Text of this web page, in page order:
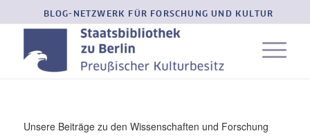
BLOG-NETZWERK FÜR FORSCHUNG UND KULTUR
Unsere Beiträge zu den Wissenschaften und Forschung